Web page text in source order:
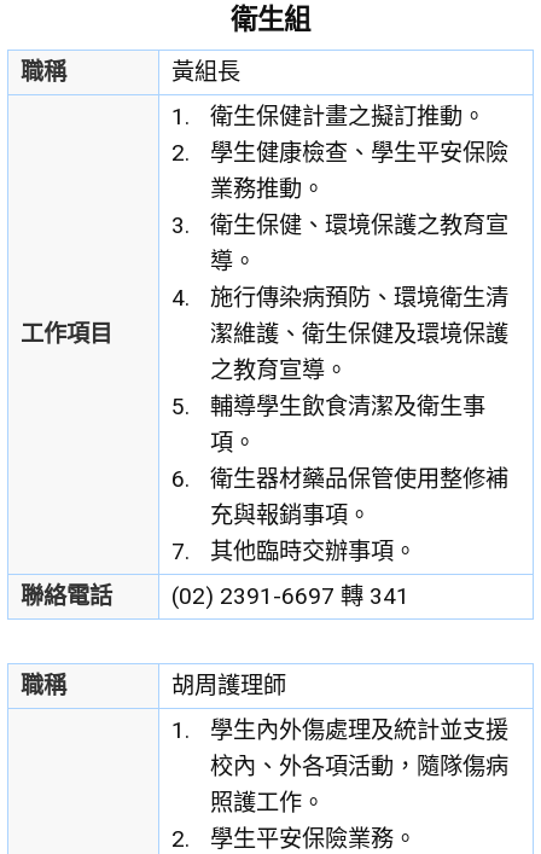
衛生組
職稱 黃組長
工作項目
衛生保健計畫之擬訂推動。
學生健康檢查、學生平安保險
業務推動。
衛生保健、環境保護之教育宣
導。
施行傳染病預防、環境衛生清
潔維護、衛生保健及環境保護
之教育宣導。
輔導學生飲食清潔及衛生事
項。
衛生器材藥品保管使用整修補
充與報銷事項。
其他臨時交辦事項。
聯絡電話
(02) 2391-6697 轉 341
職稱 胡周護理師
學生內外傷處理及統計並支援
校內、外各項活動，隨隊傷病
照護工作。
學生平安保險業務。